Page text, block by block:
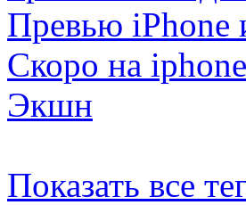
Превью iPhone
Скоро на
Экшн
Показать все